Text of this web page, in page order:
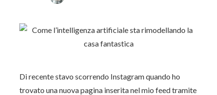
Di recente stavo scorrendo Instagram quando ho
trovato una nuova pagina inserita nel mio feed tramite